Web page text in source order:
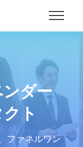
ダー
ト
ファネルワン